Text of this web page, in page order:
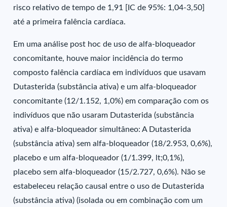
risco relativo de tempo de 1,91 [IC de 95%: 1,04-3,50]
até a primeira falência cardíaca.
Em uma análise post hoc de uso de alfa-bloqueador
concomitante, houve maior incidência do termo
composto falência cardíaca em indivíduos que usavam
Dutasterida (substância ativa) e um alfa-bloqueador
concomitante (12/1.152, 1,0%) em comparação com os
indivíduos que não usaram Dutasterida (substância
ativa) e alfa-bloqueador simultâneo: A Dutasterida
(substância ativa) sem alfa-bloqueador (18/2.953, 0,6%),
placebo e um alfa-bloqueador (1/1.399, lt;0,1%),
placebo sem alfa-bloqueador (15/2.727, 0,6%). Não se
estabeleceu relação causal entre o uso de Dutasterida
(substância ativa) (isolada ou em combinação com um